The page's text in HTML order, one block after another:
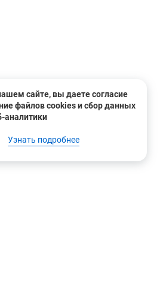
сайте, вы даете согласие
файлов cookies и сбор данных
аналитики
Узнать подробнее